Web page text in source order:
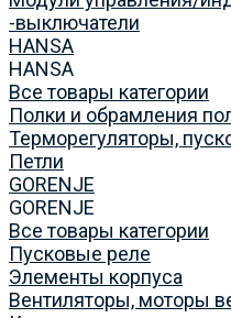
-выключатели
HANSA
HANSA
Все товары категории
Полки и обрамления
Терморегуляторы,
Петли
GORENJE
GORENJE
Все товары категории
Пусковые реле
Элементы корпуса
Вентиляторы, моторы